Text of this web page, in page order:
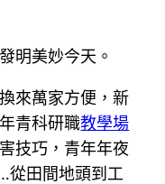
明美妙今天。
來萬家方便，新
青科研職教學場
技巧，青年年夜
從田間地頭到工